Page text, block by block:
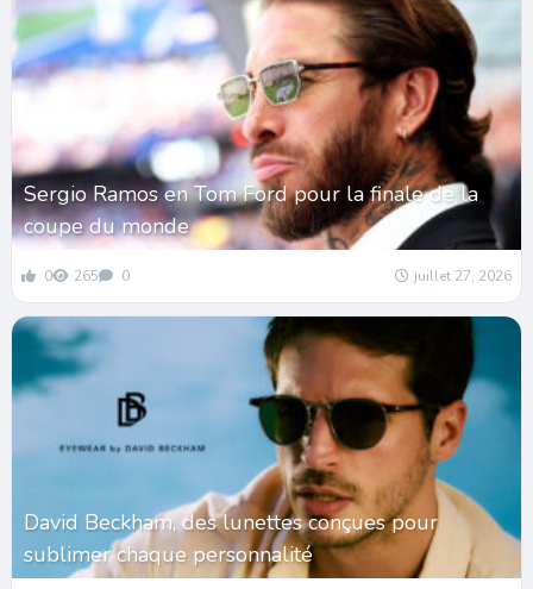
Sergio Ramos en Tom Ford pour la finale de la
coupe du monde
0 265 0 juillet 27, 2026
David Beckham, des lunettes conçues pour
sublimer chaque personnalité